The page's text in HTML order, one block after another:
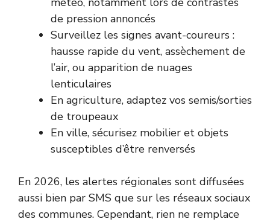
de pression annoncés
Surveillez les signes avant-coureurs :
hausse rapide du vent, assèchement de
l’air, ou apparition de nuages
lenticulaires
En agriculture, adaptez vos semis/sorties
de troupeaux
En ville, sécurisez mobilier et objets
susceptibles d’être renversés
En 2026, les alertes régionales sont diffusées
aussi bien par SMS que sur les réseaux sociaux
des communes. Cependant, rien ne remplace